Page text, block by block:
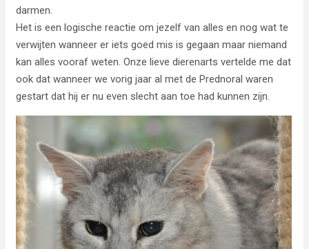
darmen.
Het is een logische reactie om jezelf van alles en nog wat te
verwijten wanneer er iets goed mis is gegaan maar niemand
kan alles vooraf weten. Onze lieve dierenarts vertelde me dat
ook dat wanneer we vorig jaar al met de Prednoral waren
gestart dat hij er nu even slecht aan toe had kunnen zijn.